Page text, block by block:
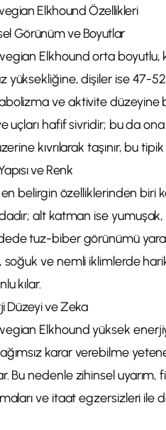
Elkhound Özellikleri
Görünüm ve Boyutlar
Elkhound orta boyutlu,
yüksekliğine, dişiler ise 47-52
ve aktivite düzeyine
uçları hafif sivridir; bu da
kıvrılarak taşınır, bu
ve Renk
en belirgin özelliklerinden biri
alt katman ise yumuşak,
tuz-biber görünümü
soğuk ve nemli iklimlerde
kılar.
Düzeyi ve Zeka
Elkhound yüksek
karar verebilme
Bu nedenle zihinsel uyarım,
ve itaat egzersizleri ile